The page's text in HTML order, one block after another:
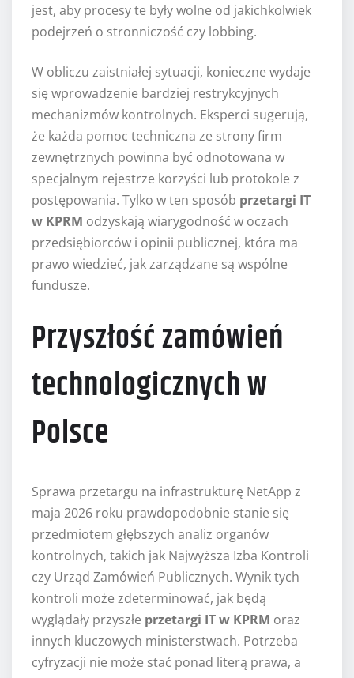
jest, aby procesy te były wolne od jakichkolwiek
podejrzeń o stronniczość czy lobbing.
W obliczu zaistniałej sytuacji, konieczne wydaje
się wprowadzenie bardziej restrykcyjnych
mechanizmów kontrolnych. Eksperci sugerują,
że każda pomoc techniczna ze strony firm
zewnętrznych powinna być odnotowana w
specjalnym rejestrze korzyści lub protokole z
postępowania. Tylko w ten sposób przetargi IT
w KPRM odzyskają wiarygodność w oczach
przedsiębiorców i opinii publicznej, która ma
prawo wiedzieć, jak zarządzane są wspólne
fundusze.
Przyszłość zamówień
technologicznych w
Polsce
Sprawa przetargu na infrastrukturę NetApp z
maja 2026 roku prawdopodobnie stanie się
przedmiotem głębszych analiz organów
kontrolnych, takich jak Najwyższa Izba Kontroli
czy Urząd Zamówień Publicznych. Wynik tych
kontroli może zdeterminować, jak będą
wyglądały przyszłe przetargi IT w KPRM oraz
innych kluczowych ministerstwach. Potrzeba
cyfryzacji nie może stać ponad literą prawa, a